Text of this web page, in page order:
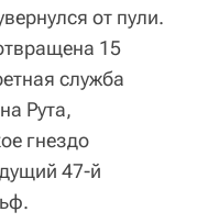
от пули.
15
служба
Рута,
гнездо
47-й